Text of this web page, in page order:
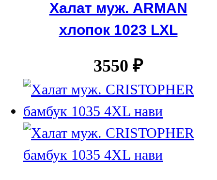
Халат муж. ARMAN
хлопок 1023 LXL
3550 ₽